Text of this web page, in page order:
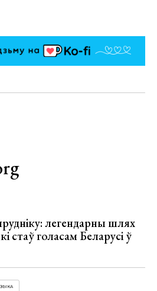
легендарны шлях
стаў голасам Беларусі ў